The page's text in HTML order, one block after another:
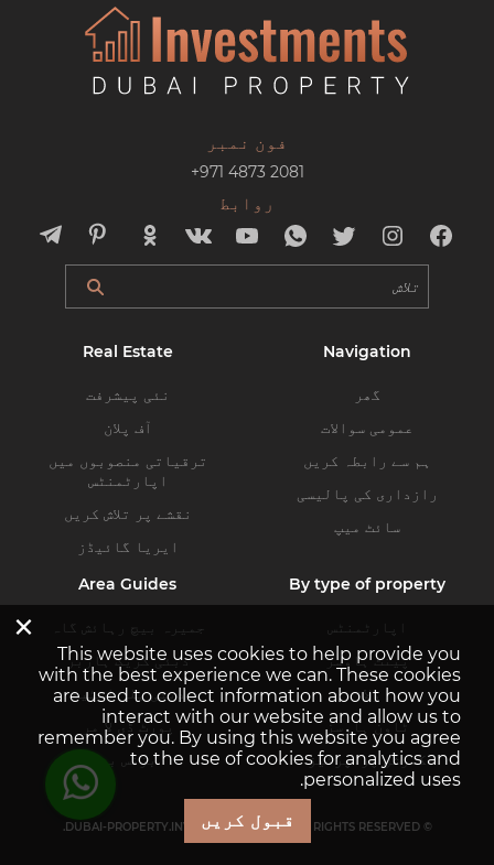
فون نمبر
+971 4873 2081
روابط
Navigation
گھر
عمومی سوالات
ہم سے رابطہ کریں
رازداری کی پالیسی
سائٹ میپ
Real Estate
نئی پیشرفت
آف پلان
ترقیاتی منصوبوں میں
اپارٹمنٹس
نقشے پر تلاش کریں
ایریا گائیڈز
By type of property
اپارٹمنٹس
پینٹ ہاوسز
ولاز
ٹاون ہاوسز
کمرشل پراپرٹیز
Area Guides
جمیرہ بیچ رہائش گاہ
دبئی کریک ہاربر
دبئی ہلز اسٹیٹ
پورٹ ڈی لا مر
بزنس بے
© DUBAI-PROPERTY.INVESTMENTS 2026. ALL RIGHTS RESERVED.
×
This website uses cookies to help provide you
with the best experience we can. These cookies
are used to collect information about how you
interact with our website and allow us to
remember you. By using this website you agree
to the use of cookies for analytics and
personalized uses.
قبول کریں